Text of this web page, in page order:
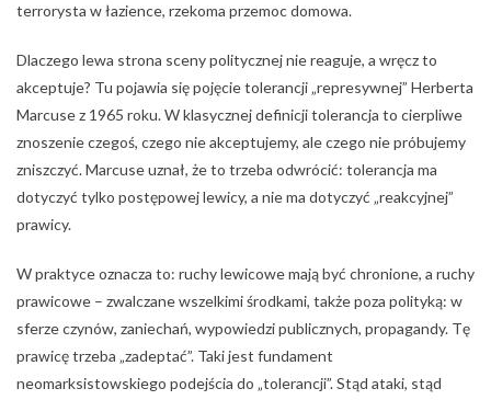
terrorysta w łazience, rzekoma przemoc domowa.
Dlaczego lewa strona sceny politycznej nie reaguje, a wręcz to
akceptuje? Tu pojawia się pojęcie tolerancji „represywnej” Herberta
Marcuse z 1965 roku. W klasycznej definicji tolerancja to cierpliwe
znoszenie czegoś, czego nie akceptujemy, ale czego nie próbujemy
zniszczyć. Marcuse uznał, że to trzeba odwrócić: tolerancja ma
dotyczyć tylko postępowej lewicy, a nie ma dotyczyć „reakcyjnej”
prawicy.
W praktyce oznacza to: ruchy lewicowe mają być chronione, a ruchy
prawicowe – zwalczane wszelkimi środkami, także poza polityką: w
sferze czynów, zaniechań, wypowiedzi publicznych, propagandy. Tę
prawicę trzeba „zadeptać”. Taki jest fundament
neomarksistowskiego podejścia do „tolerancji”. Stąd ataki, stąd